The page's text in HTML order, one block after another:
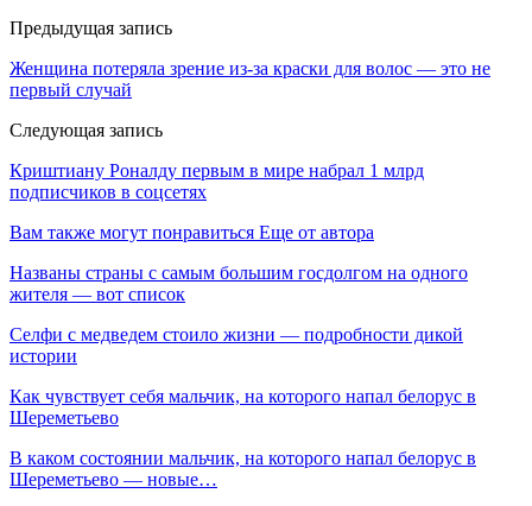
Предыдущая запись
Женщина потеряла зрение из-за краски для волос — это не
первый случай
Следующая запись
Криштиану Роналду первым в мире набрал 1 млрд
подписчиков в соцсетях
Вам также могут понравиться Еще от автора
Названы страны с самым большим госдолгом на одного
жителя — вот список
Селфи с медведем стоило жизни — подробности дикой
истории
Как чувствует себя мальчик, на которого напал белорус в
Шереметьево
В каком состоянии мальчик, на которого напал белорус в
Шереметьево — новые…